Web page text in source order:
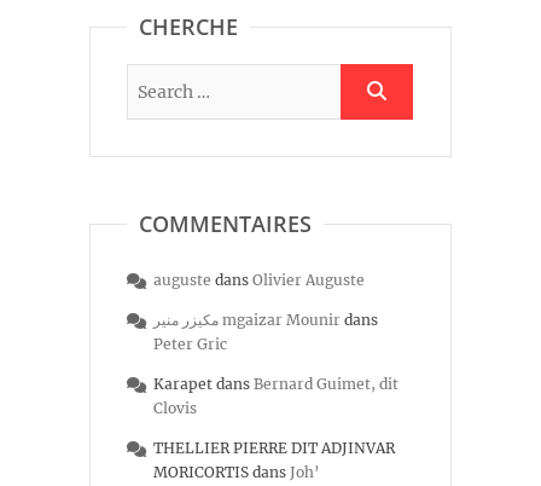
CHERCHE
COMMENTAIRES
auguste dans Olivier Auguste
مكيزر منير mgaizar Mounir dans
Peter Gric
Karapet dans Bernard Guimet, dit
Clovis
THELLIER PIERRE DIT ADJINVAR
MORICORTIS dans Joh’